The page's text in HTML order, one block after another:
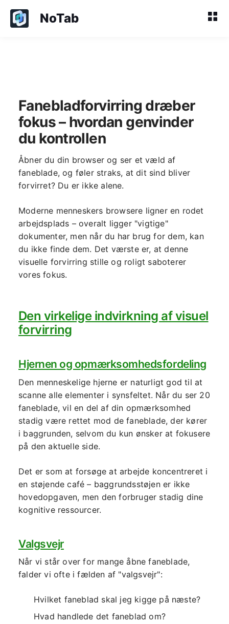
NoTab
Fanebladforvirring dræber
fokus – hvordan genvinder
du kontrollen
Åbner du din browser og ser et væld af
faneblade, og føler straks, at dit sind bliver
forvirret? Du er ikke alene.
Moderne menneskers browsere ligner en rodet
arbejdsplads – overalt ligger "vigtige"
dokumenter, men når du har brug for dem, kan
du ikke finde dem. Det værste er, at denne
visuelle forvirring stille og roligt saboterer
vores fokus.
Den virkelige indvirkning af visuel
forvirring
Hjernen og opmærksomhedsfordeling
Den menneskelige hjerne er naturligt god til at
scanne alle elementer i synsfeltet. Når du ser 20
faneblade, vil en del af din opmærksomhed
stadig være rettet mod de faneblade, der kører
i baggrunden, selvom du kun ønsker at fokusere
på den aktuelle side.
Det er som at forsøge at arbejde koncentreret i
en støjende café – baggrundsstøjen er ikke
hovedopgaven, men den forbruger stadig dine
kognitive ressourcer.
Valgsvejr
Når vi står over for mange åbne faneblade,
falder vi ofte i fælden af "valgsvejr":
Hvilket faneblad skal jeg kigge på næste?
Hvad handlede det faneblad om?